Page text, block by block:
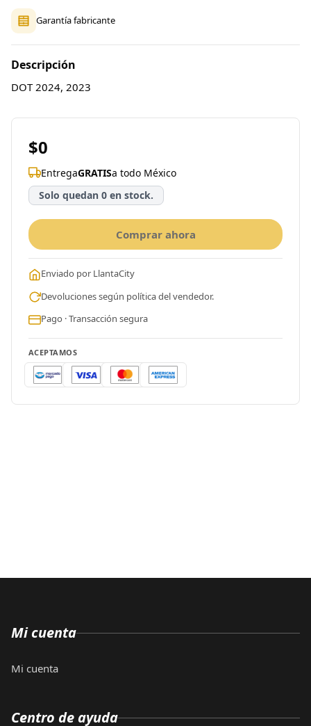
Garantía fabricante
Descripción
DOT 2024, 2023
$0
EntregaGRATISa todo México
Solo quedan 0 en stock.
Comprar ahora
Enviado por LlantaCity
Devoluciones según política del vendedor.
Pago · Transacción segura
ACEPTAMOS
Mi cuenta
Mi cuenta
Centro de ayuda